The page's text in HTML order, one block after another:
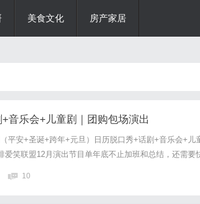
美食文化 房产家居
音乐会+儿童剧｜团购包场演出
平安+圣诞+跨年+元旦）日历脱口秀+话剧+音乐会+儿
爱笑联盟12月演出节目单年底不止加班和总结，还需要
家带来精彩的节目让我们用热情迎接寒冷用快乐迎接
家精品单口喜剧《爆笑脱...
10